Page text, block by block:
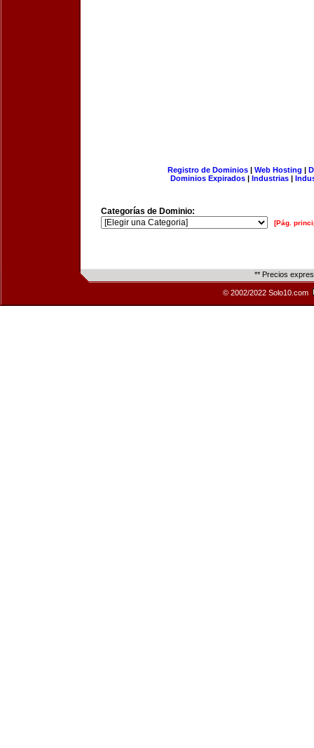
Registro de Dominios| Web Hosting |
Dominios Expirados | Industrias |
Categorías de Dominio:
[Pág.
** Precios
© 2002/2022 Solo10.com